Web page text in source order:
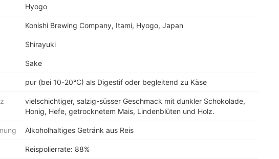
Hyogo
Konishi Brewing Company, Itami, Hyogo, Japan
Shirayuki
Sake
pur (bei 10-20°C) als Digestif oder begleitend zu Käse
vielschichtiger, salzig-süsser Geschmack mit dunkler Schokolade,
Honig, Hefe, getrocknetem Mais, Lindenblüten und Holz.
Alkoholhaltiges Getränk aus Reis
Reispolierrate: 88%